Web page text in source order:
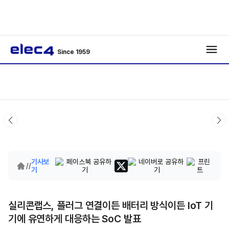
Since 1959
//기사보
기
실리콘랩스, 플러그 연결이든 배터리 방식이든 IoT 기
기에 유연하게 대응하는 SoC 발표